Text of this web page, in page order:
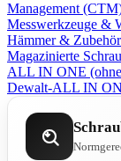
Management
Messwerkzeuge &
Hämmer & Zubehör
Magazinierte
ALL IN ONE
Dewalt-ALL IN